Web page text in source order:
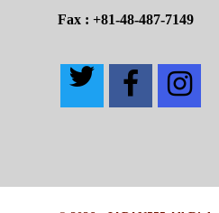
Fax : +81-48-487-7149